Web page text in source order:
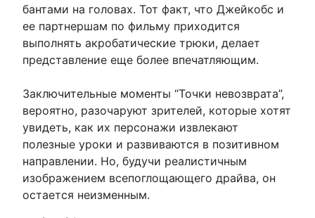
бантами на головах. Тот факт, что Джейкобс и
ее партнершам по фильму приходится
выполнять акробатические трюки, делает
представление еще более впечатляющим.
Заключительные моменты “Точки невозврата”,
вероятно, разочаруют зрителей, которые хотят
увидеть, как их персонажи извлекают
полезные уроки и развиваются в позитивном
направлении. Но, будучи реалистичным
изображением всепоглощающего драйва, он
остается неизменным.